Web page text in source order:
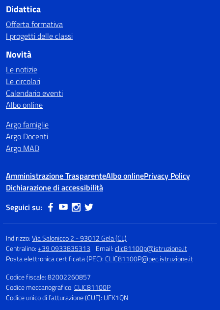
Didattica
Offerta formativa
I progetti delle classi
Novità
Le notizie
Le circolari
Calendario eventi
Albo online
Argo famiglie
Argo Docenti
Argo MAD
Amministrazione TrasparenteAlbo onlinePrivacy Policy
Dichiarazione di accessibilità
Seguici su:
Indirizzo:Via Salonicco 2 - 93012 Gela (CL)
Centralino:+39 0933835313 Email:clic81100p@istruzione.it
Posta elettronica certificata (PEC):CLIC81100P@pec.istruzione.it
Codice fiscale: 82002260857
Codice meccanografico:CLIC81100P
Codice unico di fatturazione (CUF): UFK1QN